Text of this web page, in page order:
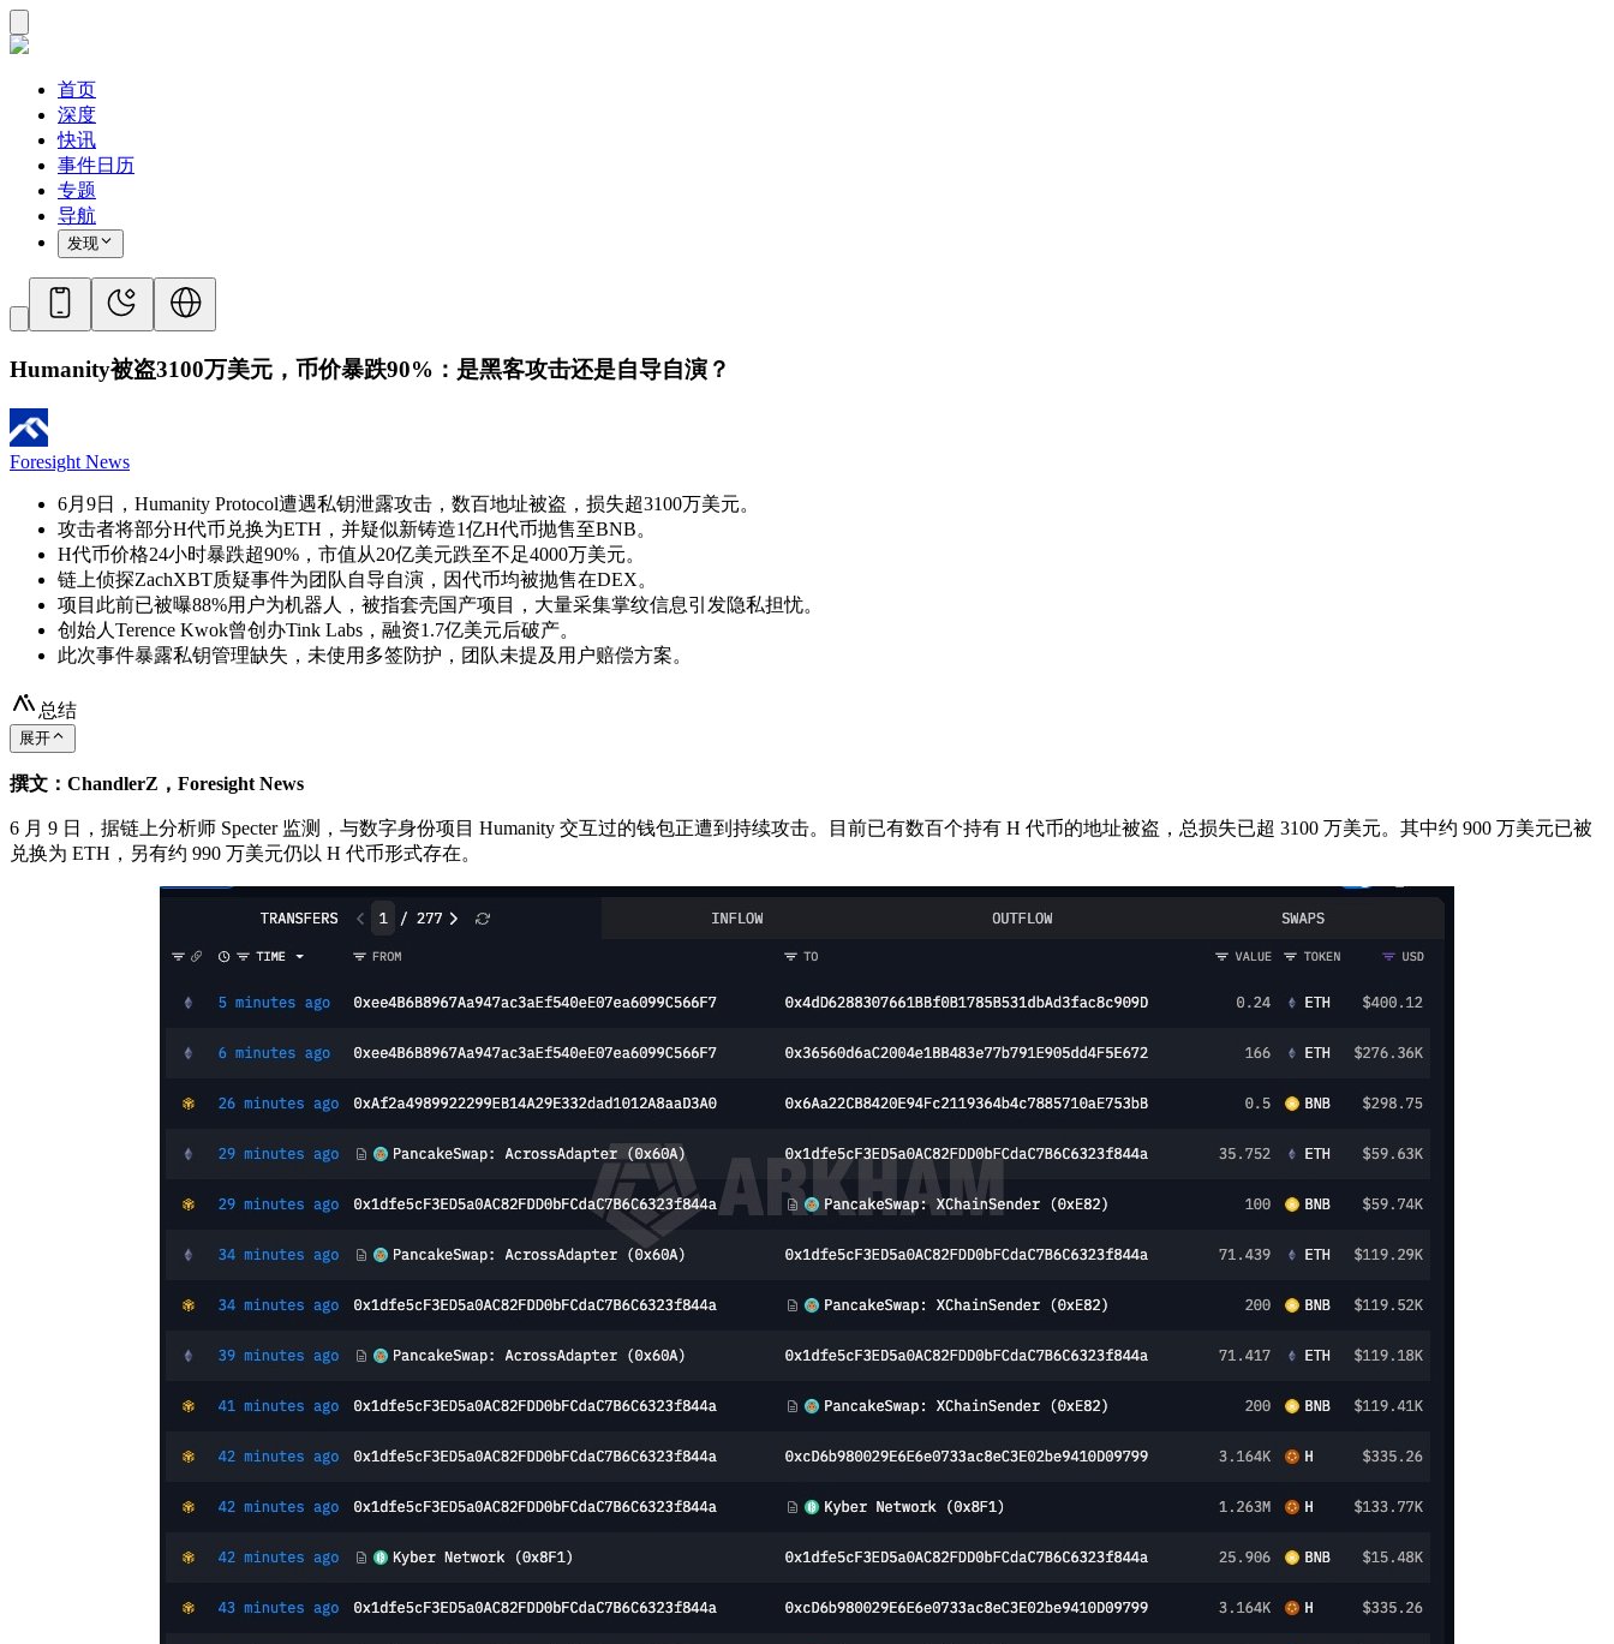
首页
深度
快讯
事件日历
专题
导航
发现
Humanity被盗3100万美元，币价暴跌90%：是黑客攻击还是自导自演？
Foresight News
6月9日，Humanity Protocol遭遇私钥泄露攻击，数百地址被盗，损失超3100万美元。
攻击者将部分H代币兑换为ETH，并疑似新铸造1亿H代币抛售至BNB。
H代币价格24小时暴跌超90%，市值从20亿美元跌至不足4000万美元。
链上侦探ZachXBT质疑事件为团队自导自演，因代币均被抛售在DEX。
项目此前已被曝88%用户为机器人，被指套壳国产项目，大量采集掌纹信息引发隐私担忧。
创始人Terence Kwok曾创办Tink Labs，融资1.7亿美元后破产。
此次事件暴露私钥管理缺失，未使用多签防护，团队未提及用户赔偿方案。
总结
展开
撰文：ChandlerZ，Foresight News
6 月 9 日，据链上分析师 Specter 监测，与数字身份项目 Humanity 交互过的钱包正遭到持续攻击。目前已有数百个持有 H 代币的地址被盗，总损失已超 3100 万美元。其中约 900 万美元已被
兑换为 ETH，另有约 990 万美元仍以 H 代币形式存在。